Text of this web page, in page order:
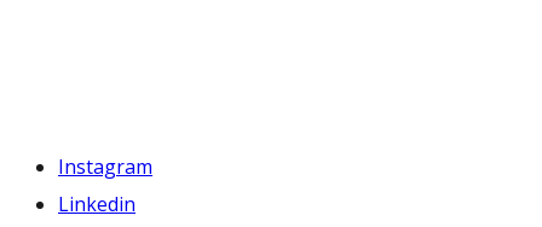
Instagram
Linkedin